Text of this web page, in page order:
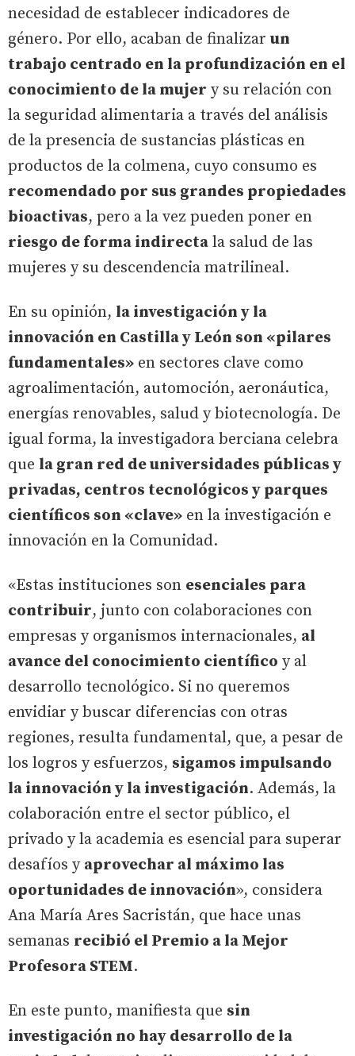
necesidad de establecer indicadores de
género. Por ello, acaban de finalizar un
trabajo centrado en la profundización en el
conocimiento de la mujer y su relación con
la seguridad alimentaria a través del análisis
de la presencia de sustancias plásticas en
productos de la colmena, cuyo consumo es
recomendado por sus grandes propiedades
bioactivas, pero a la vez pueden poner en
riesgo de forma indirecta la salud de las
mujeres y su descendencia matrilineal.
En su opinión, la investigación y la
innovación en Castilla y León son «pilares
fundamentales» en sectores clave como
agroalimentación, automoción, aeronáutica,
energías renovables, salud y biotecnología. De
igual forma, la investigadora berciana celebra
que la gran red de universidades públicas y
privadas, centros tecnológicos y parques
científicos son «clave» en la investigación e
innovación en la Comunidad.
«Estas instituciones son esenciales para
contribuir, junto con colaboraciones con
empresas y organismos internacionales, al
avance del conocimiento científico y al
desarrollo tecnológico. Si no queremos
envidiar y buscar diferencias con otras
regiones, resulta fundamental, que, a pesar de
los logros y esfuerzos, sigamos impulsando
la innovación y la investigación. Además, la
colaboración entre el sector público, el
privado y la academia es esencial para superar
desafíos y aprovechar al máximo las
oportunidades de innovación», considera
Ana María Ares Sacristán, que hace unas
semanas recibió el Premio a la Mejor
Profesora STEM.
En este punto, manifiesta que sin
investigación no hay desarrollo de la